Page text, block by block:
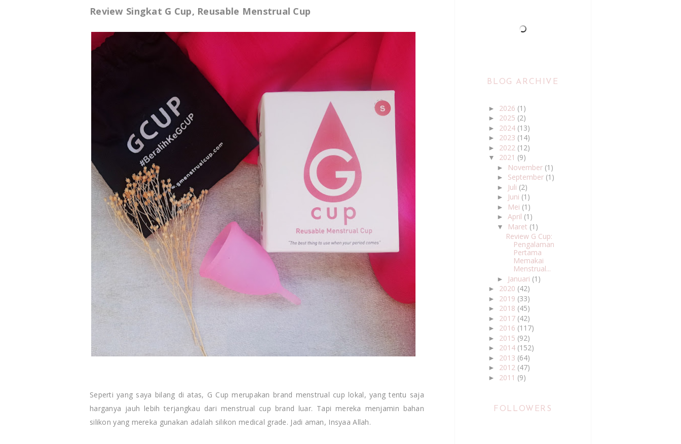
Review Singkat G Cup, Reusable Menstrual Cup
Seperti yang saya bilang di atas, G Cup merupakan brand menstrual cup lokal, yang tentu saja
harganya jauh lebih terjangkau dari menstrual cup brand luar. Tapi mereka menjamin bahan
silikon yang mereka gunakan adalah silikon medical grade. Jadi aman, Insyaa Allah.
BLOG ARCHIVE
► 2026 (1)
► 2025 (2)
► 2024 (13)
► 2023 (14)
► 2022 (12)
▼ 2021 (9)
► November (1)
► September (1)
► Juli (2)
► Juni (1)
► Mei (1)
► April (1)
▼ Maret (1)
Review G Cup:
Pengalaman
Pertama
Memakai
Menstrual...
► Januari (1)
► 2020 (42)
► 2019 (33)
► 2018 (45)
► 2017 (42)
► 2016 (117)
► 2015 (92)
► 2014 (152)
► 2013 (64)
► 2012 (47)
► 2011 (9)
FOLLOWERS